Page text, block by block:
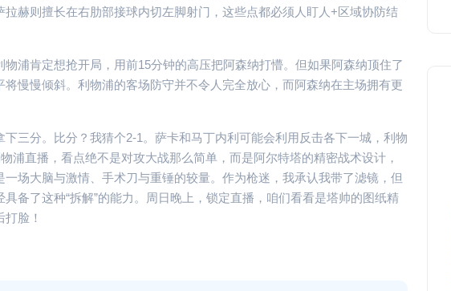
赫则擅长在右肋部接球内切左脚射门，这些点都必须人盯人+区域协防结
浦肯定想抢开局，用前15分钟的高压把阿森纳打懵。但如果阿森纳顶住了
慢慢倾斜。利物浦的客场防守并不令人完全放心，而阿森纳在主场拥有更
三分。比分？我猜个2-1。萨卡和马丁内利可能会利用反击各下一城，利物
浦直播，看点绝不是对攻大战那么简单，而是阿尔特塔的精密战术设计，
场大脑与激情、手术刀与重锤的较量。作为枪迷，我承认我带了滤镜，但
备了这种“拆解”的能力。周日晚上，锁定直播，咱们看看是塔帅的图纸精
脸！
阿森纳对阵